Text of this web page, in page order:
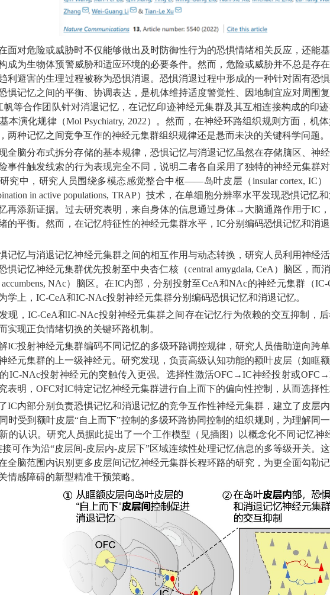
面对危险或威胁时不仅能够做出及时防御性行为的恐惧情绪相关反应，还能
成为生物体预警威胁和适应环境的必要条件。然而，危险或威胁并不总是存
利避害的生理过程被称为恐惧消退。恐惧消退过程中形成的一种针对固有恐
惧记忆之间的平衡、协调表达，是机体维持适度警觉性、因地制宜应对周围
帆等合作团队针对消退记忆，在记忆印迹神经元集群及其互相连接构成的印
本演化规律（Mol Psychiatry, 2022）。然而，在神经环路组织规则方面，机
两种记忆之间竞争互作的神经元集群组织规律还是悬而未决的关键科学问题。
全脑分布式拆分存储的基本规律，恐惧记忆与消退记忆虽然在存储脑区、神
事件触发线索的行为表现完全不同，说明二者各自采用了独特的神经元集群
究中，研究人员围绕多模态感觉整合中枢——岛叶皮层（insular cortex, IC
in active populations, TRAP）技术，在单细胞分辨率水平发现恐惧记
再添新证据。过去研究表明，来自身体的信息通过身体→大脑通路作用于IC
的平衡。然而，在记忆特征性的神经元集群水平，IC分别编码恐惧记忆和消
记忆与消退记忆神经元集群之间的相互作用与动态转换，研究人员利用神经
惧记忆神经元集群优先投射至中央杏仁核（central amygdala, CeA）脑区，而
accumbens, NAc）脑区。在IC内部，分别投射至CeA和NAc的神经元集群（
学上，IC-CeA和IC-NAc投射神经元集群分别编码恐惧记忆和消退记忆。
现，IC-CeA和IC-NAc投射神经元集群之间存在记忆行为依赖的交互抑制，
实现正负情绪切换的关键环路机制。
IC投射神经元集群编码不同记忆的多级环路调控规律，研究人员借助逆向跨
经元集群的上一级神经元。研究发现，负责高级认知功能的额叶皮层（如眶额
IC-NAc投射神经元的突触传入更强。选择性激活OFC→IC神经投射或
表明，OFC对IC特定记忆神经元集群进行自上而下的偏向性控制，从而选择性
IC内部分别负责恐惧记忆和消退记忆的竞争互作性神经元集群，建立了皮层
时受到额叶皮层“自上而下”控制的多级环路协同控制的组织规则，为理解同
的认识。研究人员据此提出了一个工作模型（见插图）以概念化不同记忆神
可作为沿“皮层间-皮层内-皮层下”区域连续性处理记忆信息的多等级开关。
全脑范围内识别更多皮层间记忆神经元集群长程环路的研究，为更全面勾勒
情感障碍的新型精准干预策略。